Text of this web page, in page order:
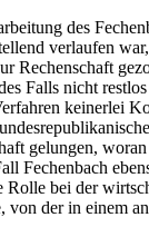
des
verlaufen
Rechenschaft
Falls nicht
keinerlei
gelungen,
Fechenbach
Rolle bei der
von der in einem